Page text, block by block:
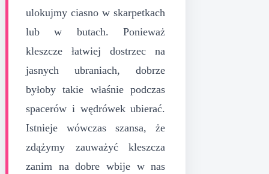
ulokujmy ciasno w skarpetkach
lub w butach. Ponieważ
kleszcze łatwiej dostrzec na
jasnych ubraniach, dobrze
byłoby takie właśnie podczas
spacerów i wędrówek ubierać.
Istnieje wówczas szansa, że
zdążymy zauważyć kleszcza
zanim na dobre wbije w nas